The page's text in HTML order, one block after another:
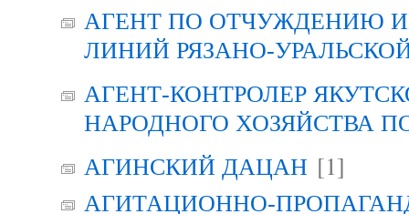
АГЕНТ ПО ОТЧУЖДЕНИЮ
ЛИНИЙ РЯЗАНО-
АГЕНТ-КОНТРОЛЕР
НАРОДНОГО ХОЗЯЙСТВА
АГИНСКИЙ ДАЦАН [1]
АГИТАЦИОННО-